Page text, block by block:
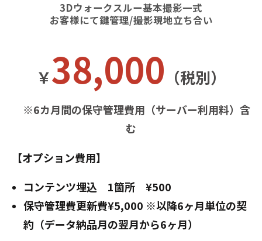
3Dウォークスルー基本撮影一式
お客様にて鍵管理/撮影現地立ち合い
￥38,000 （税別）
※6カ月間の保守管理費用（サーバー利用料）含
む
【オプション費用】
コンテンツ埋込 1箇所 ¥500
保守管理費更新費¥5,000 ※以降6ヶ月単位の契
約（データ納品月の翌月から6ヶ月）